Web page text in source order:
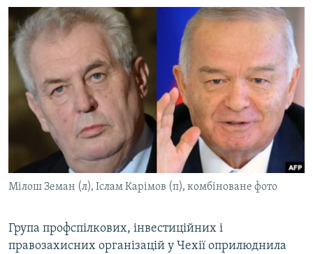
СВІТ
КИТАЙ.ВИКЛИКИ
МУЛЬТИМЕДІА
ФОТО
СПЕЦПРОЄКТИ
ПОДКАСТИ
КРИМ РЕАЛІЇ
РУС
КТАТ
Мілош Земан (л), Іслам Карімов (п), комбіноване фото
Група профспілкових, інвестиційних і
правозахисних організацій у Чехії оприлюднила